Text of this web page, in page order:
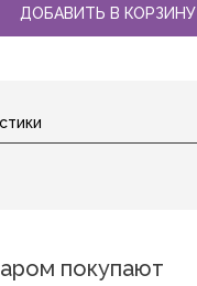
ДОБАВИТЬ В КОРЗИНУ
покупают